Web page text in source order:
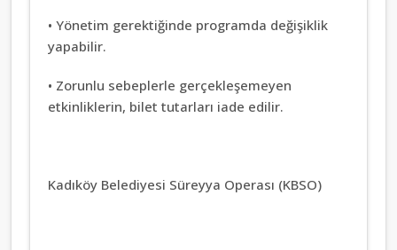
• Yönetim gerektiğinde programda değişiklik
yapabilir.
• Zorunlu sebeplerle gerçekleşemeyen
etkinliklerin, bilet tutarları iade edilir.
Kadıköy Belediyesi Süreyya Operası (KBSO)